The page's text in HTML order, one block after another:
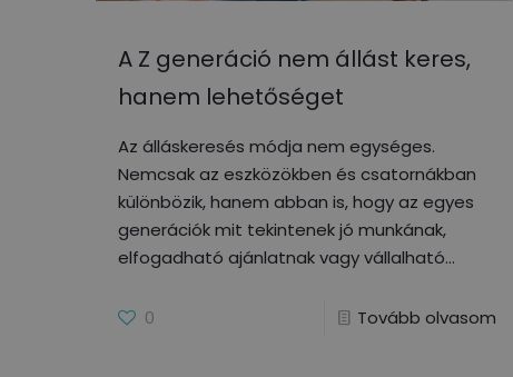
A Z generáció nem állást keres,
hanem lehetőséget
Az álláskeresés módja nem egységes.
Nemcsak az eszközökben és csatornákban
különbözik, hanem abban is, hogy az egyes
generációk mit tekintenek jó munkának,
elfogadható ajánlatnak vagy vállalható
0 Tovább olvasom